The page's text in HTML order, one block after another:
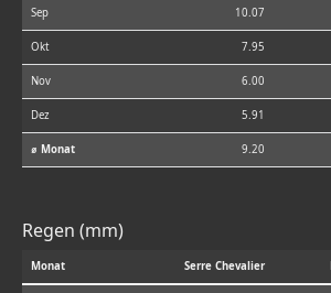
Sep 10.07
Okt 7.95
Nov 6.00
Dez 5.91
⌀ Monat 9.20
Regen (mm)
Monat Serre Chevalier